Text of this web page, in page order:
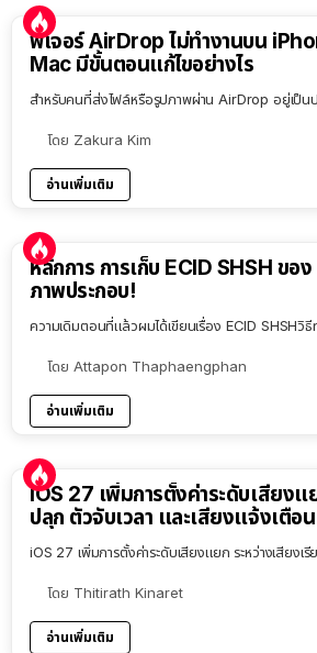
ฟีเจอร์ AirDrop ไม่ทำงานบน
Mac มีขั้นตอนแก้ไขอย่างไร
สำหรับคนที่ส่งไฟล์หรือรูปภาพผ่าน AirDrop อยู่เป็น
โดย Zakura Kim
อ่านเพิ่มเติม
หลักการ การเก็บ ECID SHSH ข
ภาพประกอบ!
ความเดิมตอนที่แล้วผมได้เขียนเรื่อง ECID SHSHวิ
โดย Attapon Thaphaengphan
อ่านเพิ่มเติม
iOS 27 เพิ่มการตั้งค่าระดับเสียงแ
ปลุก ตัวจับเวลา และเสียงแจ้งเตือน
iOS 27 เพิ่มการตั้งค่าระดับเสียงแยก ระหว่างเสียงเ
โดย Thitirath Kinaret
อ่านเพิ่มเติม